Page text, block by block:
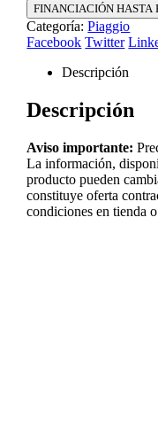
FINANCIACIÓN HASTA
Categoría:Piaggio
Facebook Twitter
Descripción
Descripción
Aviso importante:
La información,
producto pueden
constituye oferta
condiciones en tienda